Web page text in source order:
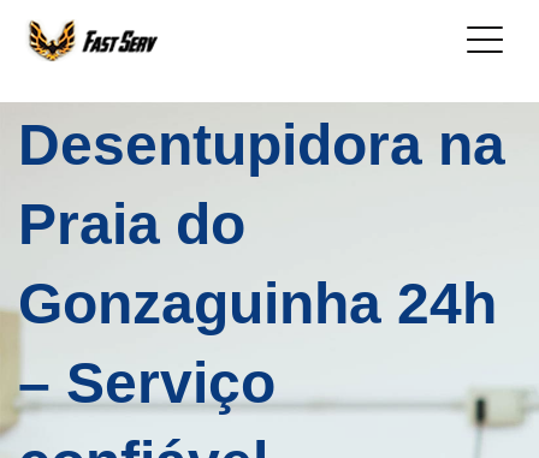
Desentupidora na
Praia do
Gonzaguinha 24h
– Serviço